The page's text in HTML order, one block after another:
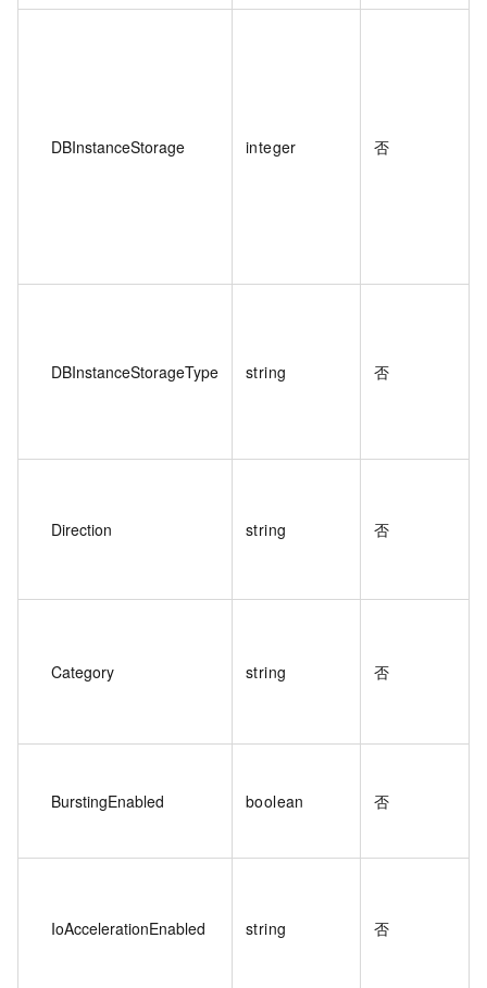
DBInstanceStorage integer 否
DBInstanceStorageType string 否
Direction string 否
Category string 否
BurstingEnabled boolean 否
IoAccelerationEnabled string 否